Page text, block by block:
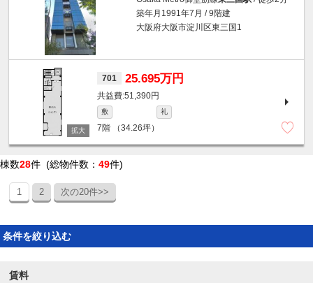
築年月1991年7月 / 9階建
大阪府大阪市淀川区東三国1
701 25.695万円
51,390円
敷 礼
7階 （34.26坪）
棟数28件 (総物件数： 49件)
1 2 次の20件>>
条件を絞り込む
賃料